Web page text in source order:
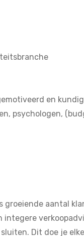
en
psychologen,
groeiende aantal
Dit doe je